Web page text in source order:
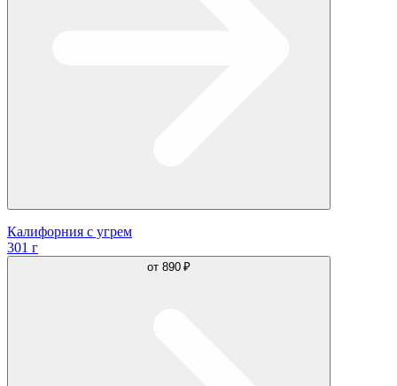
Калифорния с угрем
301 г
от 890 ₽